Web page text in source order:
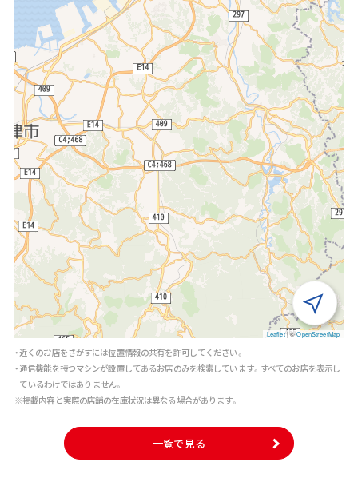
Leaflet|©OpenStreetMap
・近くのお店をさがすには位置情報の共有を許可してください。
・通信機能を持つマシンが設置してあるお店のみを検索しています。すべてのお店を表示し
ているわけではありません。
※掲載内容と実際の店舗の在庫状況は異なる場合があります。
一覧で見る